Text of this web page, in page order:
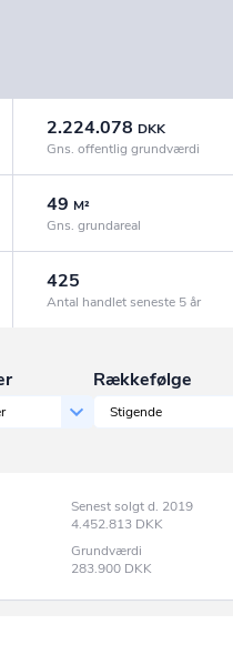
2.224.078 DKK
Gns. offentlig grundværdi
49 M²
Gns. grundareal
425
Antal handlet seneste 5 år
Rækkefølge
Stigende
Senest solgt d. 2019
4.452.813 DKK
Grundværdi
283.900 DKK